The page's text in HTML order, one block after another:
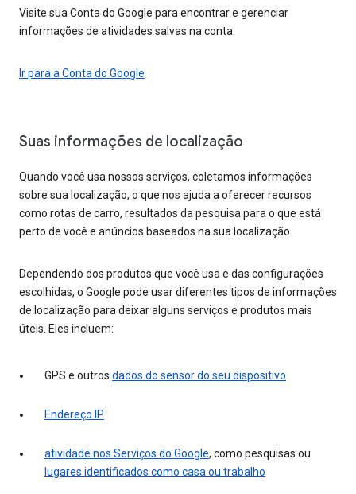
Visite sua Conta do Google para encontrar e gerenciar
informações de atividades salvas na conta.
Ir para a Conta do Google
Suas informações de localização
Quando você usa nossos serviços, coletamos informações
sobre sua localização, o que nos ajuda a oferecer recursos
como rotas de carro, resultados da pesquisa para o que está
perto de você e anúncios baseados na sua localização.
Dependendo dos produtos que você usa e das configurações
escolhidas, o Google pode usar diferentes tipos de informações
de localização para deixar alguns serviços e produtos mais
úteis. Eles incluem:
GPS e outros dados do sensor do seu dispositivo
Endereço IP
atividade nos Serviços do Google, como pesquisas ou
lugares identificados como casa ou trabalho